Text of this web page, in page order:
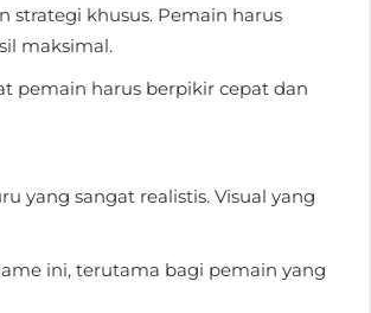
strategi khusus. Pemain harus
maksimal.
pemain harus berpikir cepat dan
yang sangat realistis. Visual yang
ini, terutama bagi pemain yang